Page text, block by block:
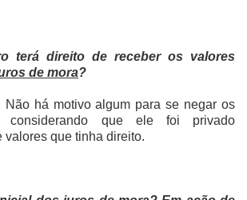
terá direito de receber os valores
de mora?
Não há motivo algum para se negar os
que ele foi privado
valores que tinha direito.